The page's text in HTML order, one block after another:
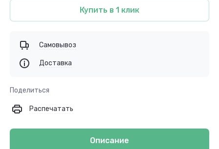
Купить в 1 клик
Самовывоз
Доставка
Поделиться
Распечатать
Описание